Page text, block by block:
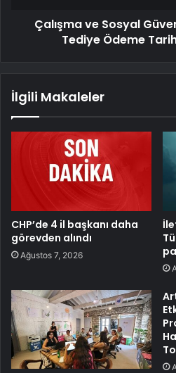
Çalışma ve Sosyal
Tediye Ödeme
İlgili Makaleler
CHP’de 4 il başkanı daha
görevden alındı
Ağustos 7, 2026